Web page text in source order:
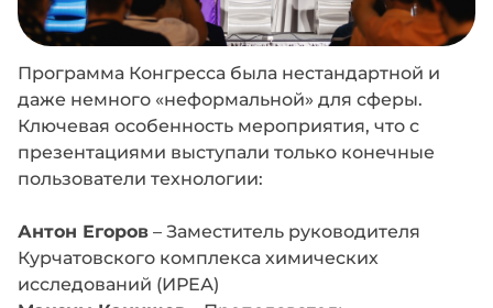
Программа Конгресса была нестандартной и
даже немного «неформальной» для сферы.
Ключевая особенность мероприятия, что с
презентациями выступали только конечные
пользователи технологии:
Антон Егоров– Заместитель руководителя
Курчатовского комплекса химических
исследований (ИРЕА)